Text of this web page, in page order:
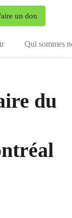
un don
Qui sommes
du